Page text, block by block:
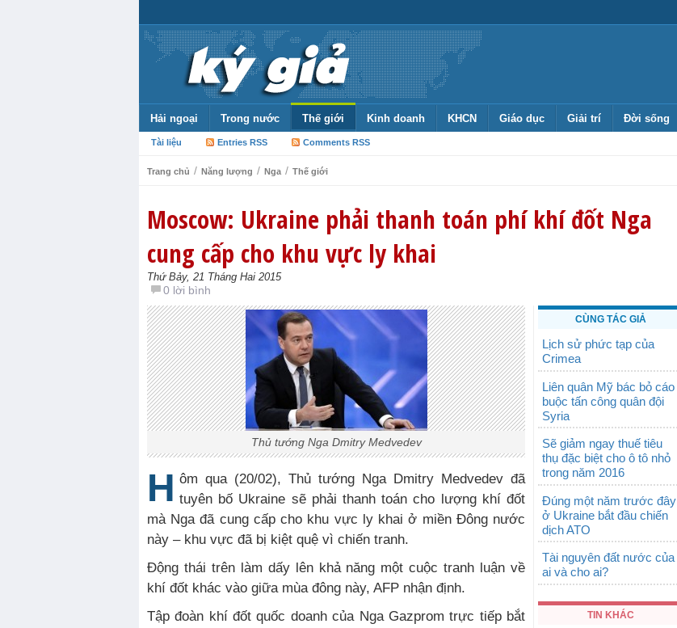
Hải ngoại Trong nước Thế giới Kinh doanh KHCN Giáo dục Giải trí Đời sống
Tài liệu Entries RSS Comments RSS
Trang chủ / Năng lượng / Nga / Thế giới
Moscow: Ukraine phải thanh toán phí khí đốt Nga
cung cấp cho khu vực ly khai
Thứ Bảy, 21 Tháng Hai 2015
0 lời bình
Thủ tướng Nga Dmitry Medvedev
H ôm qua (20/02), Thủ tướng Nga Dmitry Medvedev đã
tuyên bố Ukraine sẽ phải thanh toán cho lượng khí đốt
mà Nga đã cung cấp cho khu vực ly khai ở miền Đông nước
này – khu vực đã bị kiệt quệ vì chiến tranh.
Động thái trên làm dấy lên khả năng một cuộc tranh luận về
khí đốt khác vào giữa mùa đông này, AFP nhận định.
Tập đoàn khí đốt quốc doanh của Nga Gazprom trực tiếp bắt
CÙNG TÁC GIẢ
Lịch sử phức tạp của
Crimea
​Liên quân Mỹ bác bỏ cáo
buộc tấn công quân đội
Syria
Sẽ giảm ngay thuế tiêu
thụ đặc biệt cho ô tô nhỏ
trong năm 2016
Đúng một năm trước đây
ở Ukraine bắt đầu chiến
dịch ATO
Tài nguyên đất nước của
ai và cho ai?
TIN KHÁC